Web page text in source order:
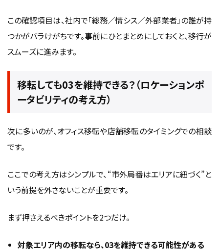
この確認項目は、社内で「総務／情シス／外部業者」の誰が持
つかがバラけがちです。事前にひとまとめにしておくと、移行が
スムーズに進みます。
移転しても03を維持できる？（ロケーションポ
ータビリティの考え方）
次に多いのが、オフィス移転や店舗移転のタイミングでの相談
です。
ここでの考え方はシンプルで、“市外局番はエリアに紐づく”と
いう前提を外さないことが重要です。
まず押さえるべきポイントを2つだけ。
対象エリア内の移転なら、03を維持できる可能性がある